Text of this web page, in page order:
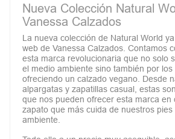
Nueva Colección Natural
Vanessa Calzados
La nueva colección de Natural World
web de Vanessa Calzados. Contamos
esta marca revolucionaria que no solo
el medio ambiente sino también por los
ofreciendo un calzado vegano. Desde
alpargatas y zapatillas casual, estas
que nos pueden ofrecer esta marca en
zapato que más cuida de nuestros
ambiente.